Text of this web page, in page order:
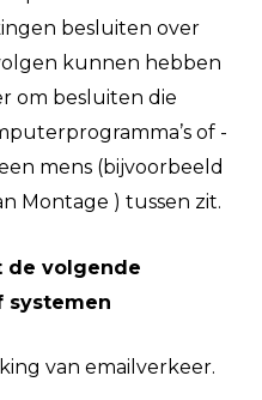
besluiten over
kunnen hebben
om besluiten die
of -
mens (bijvoorbeeld
Montage ) tussen zit.
de volgende
systemen
van emailverkeer.